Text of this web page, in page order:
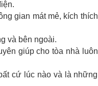
gian mát mẻ, kích thích
và bên ngoài.
giúp cho tòa nhà luôn
cứ lúc nào và là những